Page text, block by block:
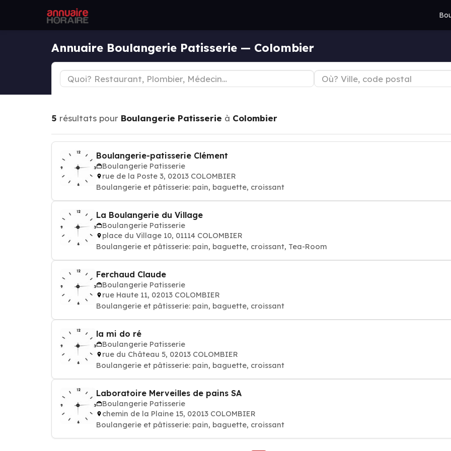
Annuaire Boulangerie Patisserie — Colombier
5 résultats pour Boulangerie Patisserie à Colombier
Boulangerie-patisserie Clément
Boulangerie Patisserie
rue de la Poste 3, 02013 COLOMBIER
Boulangerie et pâtisserie: pain, baguette, croissant
La Boulangerie du Village
Boulangerie Patisserie
place du Village 10, 01114 COLOMBIER
Boulangerie et pâtisserie: pain, baguette, croissant, Tea-Room
Ferchaud Claude
Boulangerie Patisserie
rue Haute 11, 02013 COLOMBIER
Boulangerie et pâtisserie: pain, baguette, croissant
la mi do ré
Boulangerie Patisserie
rue du Château 5, 02013 COLOMBIER
Boulangerie et pâtisserie: pain, baguette, croissant
Laboratoire Merveilles de pains SA
Boulangerie Patisserie
chemin de la Plaine 15, 02013 COLOMBIER
Boulangerie et pâtisserie: pain, baguette, croissant